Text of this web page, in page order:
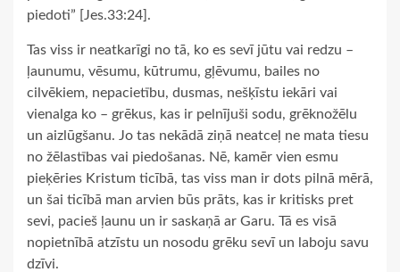
piedoti” [Jes.33:24].
Tas viss ir neatkarīgi no tā, ko es sevī jūtu vai redzu –
ļaunumu, vēsumu, kūtrumu, gļēvumu, bailes no
cilvēkiem, nepacietību, dusmas, nešķīstu iekāri vai
vienalga ko – grēkus, kas ir pelnījuši sodu, grēknožēlu
un aizlūgšanu. Jo tas nekādā ziņā neatceļ ne mata tiesu
no žēlastības vai piedošanas. Nē, kamēr vien esmu
pieķēries Kristum ticībā, tas viss man ir dots pilnā mērā,
un šai ticībā man arvien būs prāts, kas ir kritisks pret
sevi, pacieš ļaunu un ir saskaņā ar Garu. Tā es visā
nopietnībā atzīstu un nosodu grēku sevī un laboju savu
dzīvi.